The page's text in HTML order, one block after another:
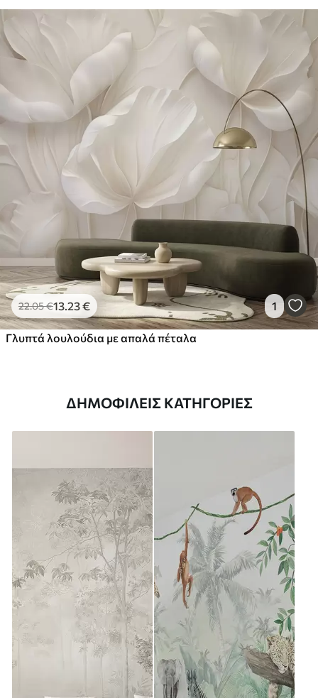
22.05€13 .23€ 1
Γλυπτά λουλούδια με απαλά πέταλα
ΔΗΜΟΦΙΛΕΊΣ ΚΑΤΗΓΟΡΊΕΣ